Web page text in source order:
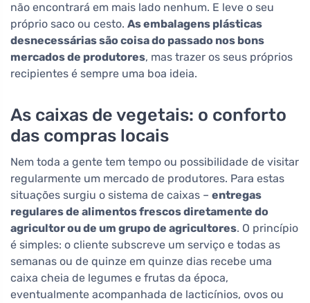
não encontrará em mais lado nenhum. E leve o seu
próprio saco ou cesto. As embalagens plásticas
desnecessárias são coisa do passado nos bons
mercados de produtores, mas trazer os seus próprios
recipientes é sempre uma boa ideia.
As caixas de vegetais: o conforto
das compras locais
Nem toda a gente tem tempo ou possibilidade de visitar
regularmente um mercado de produtores. Para estas
situações surgiu o sistema de caixas – entregas
regulares de alimentos frescos diretamente do
agricultor ou de um grupo de agricultores. O princípio
é simples: o cliente subscreve um serviço e todas as
semanas ou de quinze em quinze dias recebe uma
caixa cheia de legumes e frutas da época,
eventualmente acompanhada de lacticínios, ovos ou